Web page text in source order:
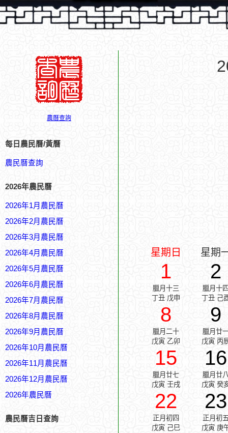
農曆查詢
每日農民曆/黃曆
農民曆查詢
2026年農民曆
2026年1月農民曆
2026年2月農民曆
2026年3月農民曆
2026年4月農民曆
2026年5月農民曆
2026年6月農民曆
2026年7月農民曆
2026年8月農民曆
2026年9月農民曆
2026年10月農民曆
2026年11月農民曆
2026年12月農民曆
2026年農民曆
農民曆吉日查詢
星期日 星期
1
臘月十三
丁丑 戊申
2
臘月十
丁丑 己
8
臘月二十
戊寅 乙卯
9
臘月廿
戊寅 丙
15
臘月廿七
戊寅 壬戌
16
臘月廿
戊寅 癸
22
正月初四
戊寅 己巳
23
正月初
戊寅 庚